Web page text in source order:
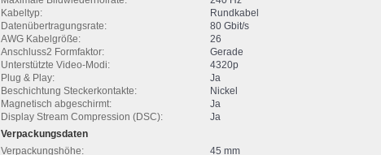
Kabeltyp:
Rundkabel
Datenübertragungsrate:
80 Gbit/s
AWG Kabelgröße:
26
Anschluss2 Formfaktor:
Gerade
Unterstützte Video-Modi:
4320p
Plug & Play:
Ja
Beschichtung Steckerkontakte:
Nickel
Magnetisch abgeschirmt:
Ja
Display Stream Compression (DSC):
Ja
Verpackungsdaten
Verpackungshöhe:
45 mm